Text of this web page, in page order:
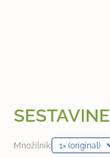
SESTAVINE
Množilnik: